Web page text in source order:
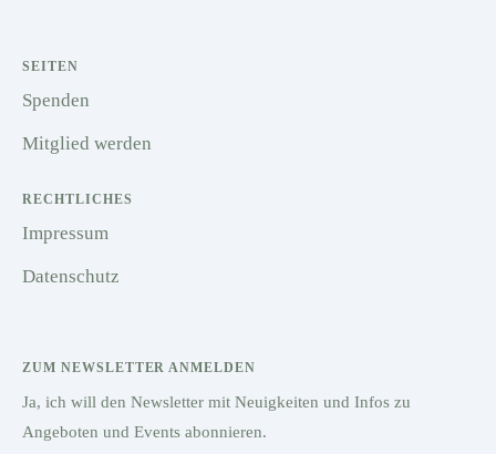
SEITEN
Spenden
Mitglied werden
RECHTLICHES
Impressum
Datenschutz
ZUM NEWSLETTER ANMELDEN
Ja, ich will den Newsletter mit Neuigkeiten und Infos zu
Angeboten und Events abonnieren.